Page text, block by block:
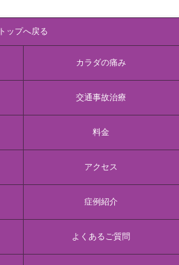
トップへ戻る
カラダの痛み
交通事故治療
料金
アクセス
症例紹介
よくあるご質問